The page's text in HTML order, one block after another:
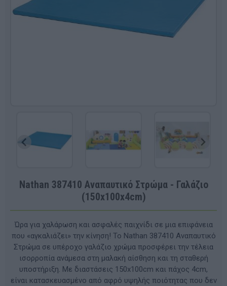
Nathan 387410 Αναπαυτικό Στρώμα - Γαλάζιο
(150x100x4cm)
Ώρα για χαλάρωση και ασφαλές παιχνίδι σε μια επιφάνεια
που «αγκαλιάζει» την κίνηση! Το Nathan 387410 Αναπαυτικό
Στρώμα σε υπέροχο γαλάζιο χρώμα προσφέρει την τέλεια
ισορροπία ανάμεσα στη μαλακή αίσθηση και τη σταθερή
υποστήριξη. Με διαστάσεις 150x100cm και πάχος 4cm,
είναι κατασκευασμένο από αφρό υψηλής ποιότητας που δεν